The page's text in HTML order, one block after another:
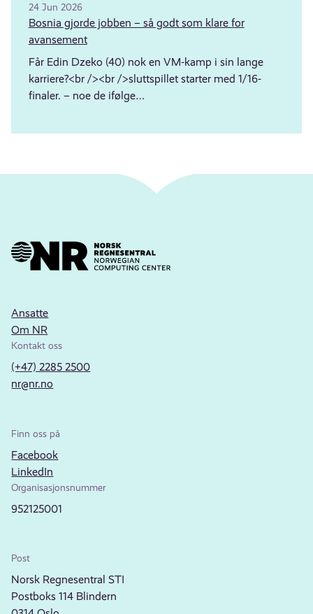
24 Jun 2026
Bosnia gjorde jobben – så godt som klare for
avansement
Får Edin Dzeko (40) nok en VM-kamp i sin lange
karriere?<br /><br />sluttspillet starter med 1/16-
finaler. – noe de ifølge…
Ansatte
Om NR
Kontakt oss
(+47) 2285 2500
nr@nr.no
Finn oss på
Facebook
LinkedIn
Organisasjonsnummer
952125001
Post
Norsk Regnesentral STI
Postboks 114 Blindern